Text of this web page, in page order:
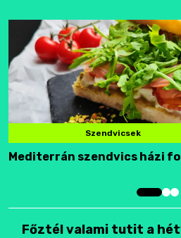
Szendvicsek
Mediterrán szendvics házi
Főztél valami tutit a